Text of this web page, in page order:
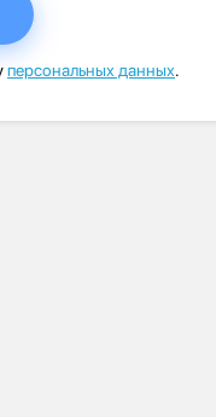
персональных данных.